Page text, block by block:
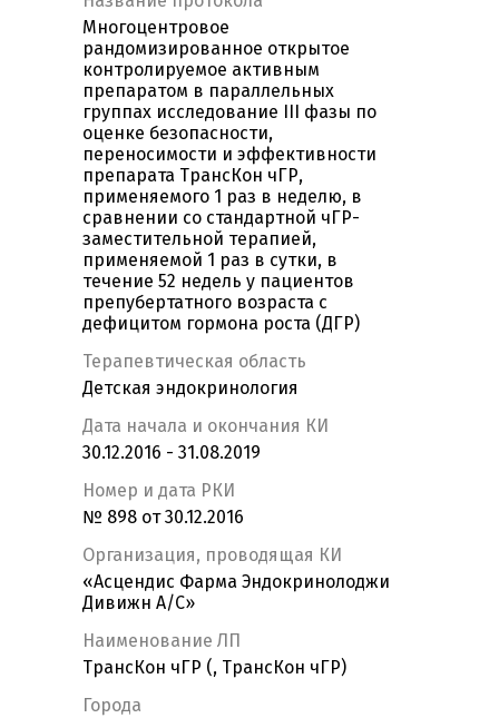
Многоцентровое
рандомизированное открытое
контролируемое активным
препаратом в параллельных
группах исследование III фазы по
оценке безопасности,
переносимости и эффективности
препарата ТрансКон чГР,
применяемого 1 раз в неделю, в
сравнении со стандартной чГР-
заместительной терапией,
применяемой 1 раз в сутки, в
течение 52 недель у пациентов
препубертатного возраста с
дефицитом гормона роста (ДГР)
Терапевтическая область
Детская эндокринология
Дата начала и окончания КИ
30.12.2016 - 31.08.2019
Номер и дата РКИ
№ 898 от 30.12.2016
Организация, проводящая КИ
«Асцендис Фарма Эндокринолоджи
Дивижн А/С»
Наименование ЛП
ТрансКон чГР (, ТрансКон чГР)
Города